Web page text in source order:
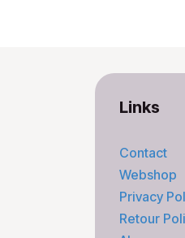
Links
Contact
Webshop
Privacy
Retour